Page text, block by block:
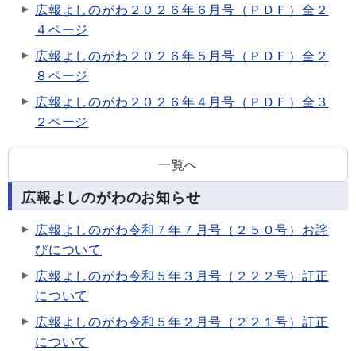
広報よしのがわ２０２６年６月号（ＰＤＦ）全２
４ページ
広報よしのがわ２０２６年５月号（ＰＤＦ）全２
８ページ
広報よしのがわ２０２６年４月号（ＰＤＦ）全３
２ページ
一覧へ
広報よしのがわのお知らせ
広報よしのがわ令和７年７月号（２５０号）お詫
びについて
広報よしのがわ令和５年３月号（２２２号）訂正
について
広報よしのがわ令和５年２月号（２２１号）訂正
について